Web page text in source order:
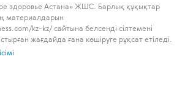
здоровье Астана» ЖШС. Барлық құқықтар
материалдарын
kz-kz/ сайтына белсенді сілтемені
жағдайда ғана көшіруге рұқсат етіледі.